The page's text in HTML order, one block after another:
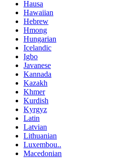
Hausa
Hawaiian
Hebrew
Hmong
Hungarian
Icelandic
Igbo
Javanese
Kannada
Kazakh
Khmer
Kurdish
Kyrgyz
Latin
Latvian
Lithuanian
Luxembou..
Macedonian